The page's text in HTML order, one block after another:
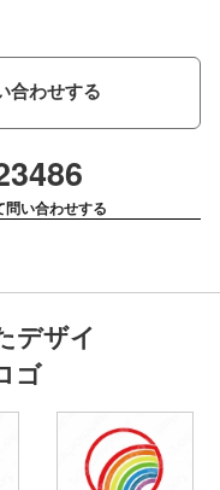
合わせする
問い合わせする
デザイ
ゴ